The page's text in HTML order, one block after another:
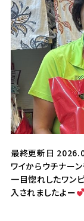
最終更新日
ワイからウチナー
一目惚れしたワン
入されましたよー